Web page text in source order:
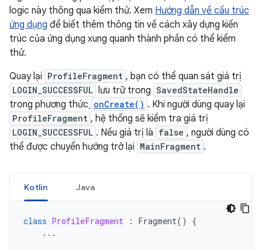
logic này thông qua kiểm thử. Xem Hướng dẫn về cấu trúc
ứng dụng để biết thêm thông tin về cách xây dựng kiến
trúc của ứng dụng xung quanh thành phần có thể kiểm
thử.
Quay lại ProfileFragment , bạn có thể quan sát giá trị
LOGIN_SUCCESSFUL lưu trữ trong SavedStateHandle
trong phương thức onCreate() . Khi người dùng quay lại
ProfileFragment , hệ thống sẽ kiểm tra giá trị
LOGIN_SUCCESSFUL . Nếu giá trị là false , người dùng có
thể được chuyển hướng trở lại MainFragment .
Kotlin Java
class ProfileFragment : Fragment()
{
...